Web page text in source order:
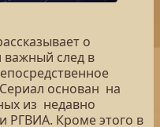
о
важный след в
основан на
из недавно
РГВИА. Кроме этого в